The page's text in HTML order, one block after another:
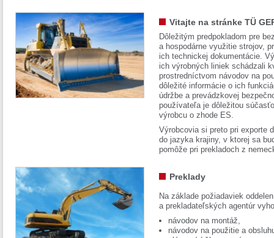
Vitajte na stránke TÜ
Dôležitým predpokladom pre
a hospodárne využitie strojov,
ich technickej dokumentácie.
ich výrobných liniek schádzali
prostredníctvom návodov na
dôležité informácie o ich
údržbe a prevádzkovej
používateľa je dôležitou
výrobcu o zhode ES.
Výrobcovia si preto pri exporte
do jazyka krajiny, v ktorej sa
pomôže pri prekladoch z
Preklady
Na základe požiadaviek
a prekladateľských agentúr
návodov na montáž,
návodov na použitie a